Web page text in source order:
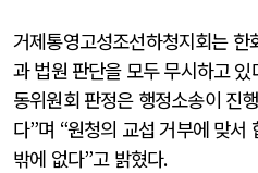
거제통영고성조선하청지회는
과 법원 판단을 모두 무시하고
동위원회 판정은 행정소송이 진
다”며 “원청의 교섭 거부에 맞서
밖에 없다”고 밝혔다.